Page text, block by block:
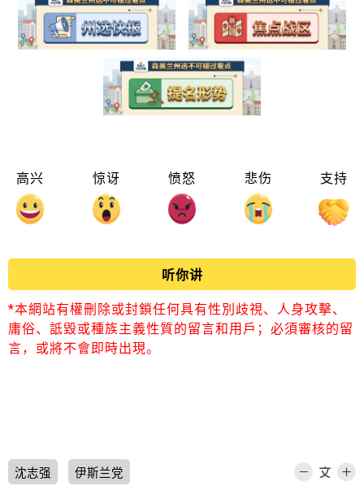
高兴 惊讶 愤怒 悲伤 支持
听你讲
*本網站有權刪除或封鎖任何具有性別歧視、人身攻擊、
庸俗、詆毀或種族主義性質的留言和用戶；必須審核的留
言，或將不會即時出現。
沈志强 伊斯兰党